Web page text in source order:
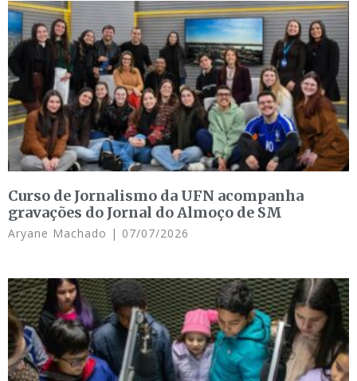
Curso de Jornalismo da UFN acompanha
gravações do Jornal do Almoço de SM
Aryane Machado 07/07/2026